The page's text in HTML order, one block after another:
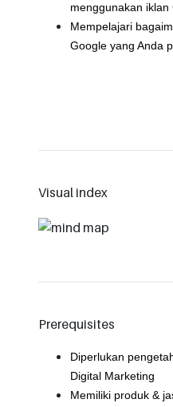
menggunakan iklan
Mempelajari
Google yang Anda
Visual index
Prerequisites
Diperlukan
Digital Marketing
Memiliki produk &